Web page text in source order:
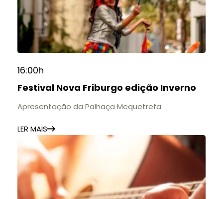
16:00h
Festival Nova Friburgo edição Inverno
Apresentação da Palhaça Mequetrefa
LER MAIS